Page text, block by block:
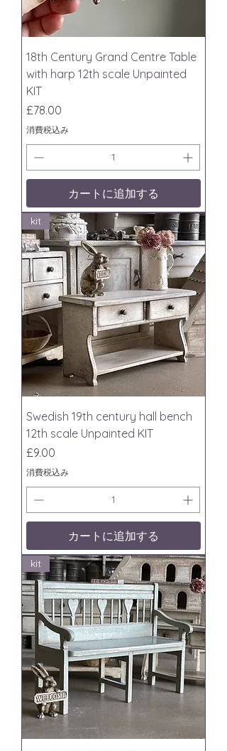
18th Century Grand Centre Table
with harp 12th scale Unpainted
KIT
価格
£78.00
消費税込み
カートに追加する
kit
Swedish 19th century hall bench
12th scale Unpainted KIT
価格
£9.00
消費税込み
カートに追加する
kit